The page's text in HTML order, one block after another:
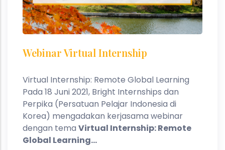
Webinar Virtual Internship
Virtual Internship: Remote Global Learning
Pada 18 Juni 2021, Bright Internships dan
Perpika (Persatuan Pelajar Indonesia di
Korea) mengadakan kerjasama webinar
dengan tema Virtual Internship: Remote
Global Learning...